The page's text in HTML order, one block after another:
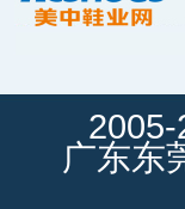
广东东